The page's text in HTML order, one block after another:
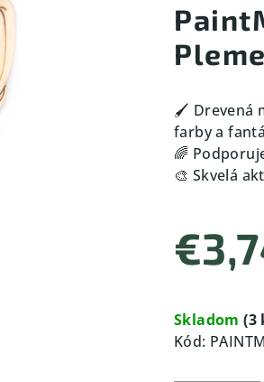
🖌️ Drevená
farby a
🌈
🎨 Skvelá
cena:
Skladom(3
Kód: